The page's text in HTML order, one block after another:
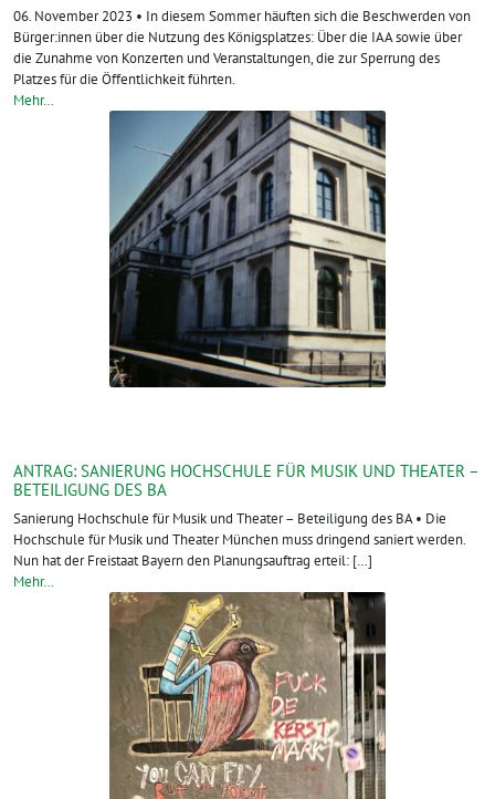
06. November 2023 • In diesem Sommer häuften sich die Beschwerden von
Bürger:innen über die Nutzung des Königsplatzes: Über die IAA sowie über
die Zunahme von Konzerten und Veranstaltungen, die zur Sperrung des
Platzes für die Öffentlichkeit führten.
Mehr…
ANTRAG: SANIERUNG HOCHSCHULE FÜR MUSIK UND THEATER –
BETEILIGUNG DES BA
Sanierung Hochschule für Musik und Theater – Beteiligung des BA • Die
Hochschule für Musik und Theater München muss dringend saniert werden.
Nun hat der Freistaat Bayern den Planungsauftrag erteil: […]
Mehr…